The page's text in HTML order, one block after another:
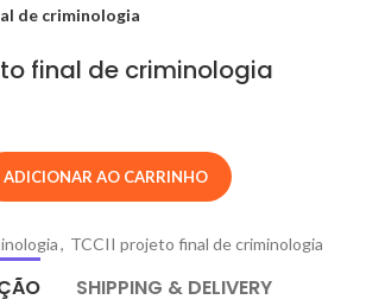
de criminologia
final de criminologia
ADICIONAR AO CARRINHO
, TCCII projeto final de criminologia
SHIPPING & DELIVERY